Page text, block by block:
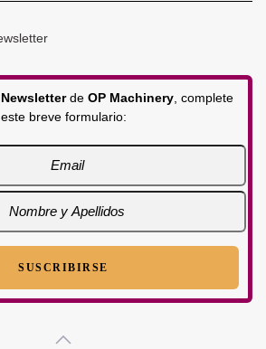
Newsletterde OP Machinery, complete
este breve formulario: